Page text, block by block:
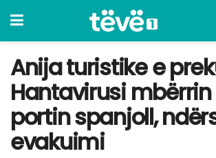
Anija turistike e
Hantavirusi mbërrin
portin spanjoll,
evakuimi